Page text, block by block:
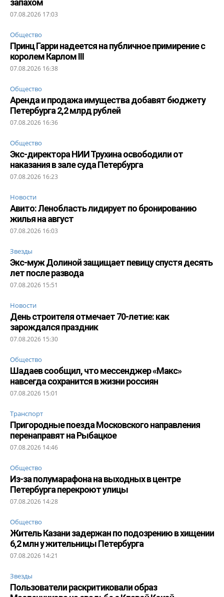
запахом
07.08.2026 17:03
Общество
Принц Гарри надеется на публичное примирение с
королем Карлом III
07.08.2026 16:38
Общество
Аренда и продажа имущества добавят бюджету
Петербурга 2,2 млрд рублей
07.08.2026 16:36
Общество
Экс-директора НИИ Трухина освободили от
наказания в зале суда Петербурга
07.08.2026 16:23
Новости
Авито: Ленобласть лидирует по бронированию
жилья на август
07.08.2026 16:03
Звезды
Экс-муж Долиной защищает певицу спустя десять
лет после развода
07.08.2026 15:51
Новости
День строителя отмечает 70-летие: как
зарождался праздник
07.08.2026 15:30
Общество
Шадаев сообщил, что мессенджер «Макс»
навсегда сохранится в жизни россиян
07.08.2026 15:01
Транспорт
Пригородные поезда Московского направления
перенаправят на Рыбацкое
07.08.2026 14:46
Общество
Из-за полумарафона на выходных в центре
Петербурга перекроют улицы
07.08.2026 14:28
Общество
Житель Казани задержан по подозрению в хищении
6,2 млн у жительницы Петербурга
07.08.2026 14:21
Звезды
Пользователи раскритиковали образ